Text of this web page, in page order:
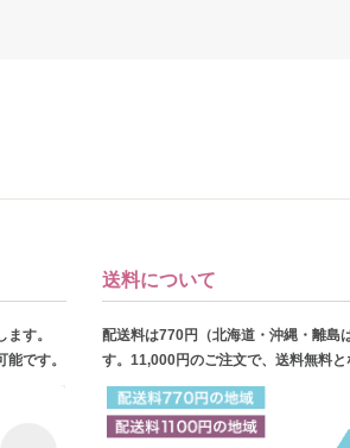
す。
です。
送料について
配送料は770円（北海道・沖縄・離島
す。11,000円のご注文で、送料無料と